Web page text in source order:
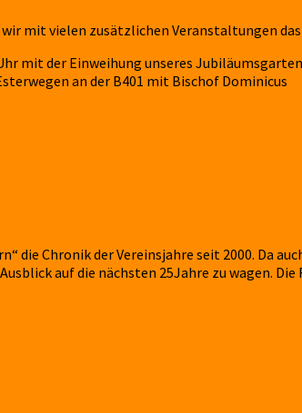
mit vielen zusätzlichen Veranstaltungen
mit der Einweihung unseres
an der B401 mit Bischof Dominicus
Chronik der Vereinsjahre seit 2000. Da
auf die nächsten 25Jahre zu wagen.